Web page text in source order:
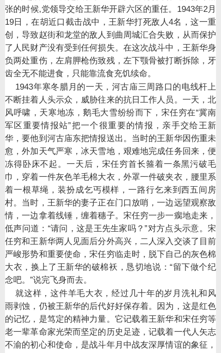
张的时候,党领导交给王新华开辟六区的重任。 1943年2月
19 日，在胡近口截击战中，王新华打死敌人4名，这一重
创，导致赵街和龙堂的敌人到曲周城汇合失败，从而保护
了人民财产没有受到任何损失。在这次战斗中，王新华身
负两处重伤，左肩胛枪伤致残，左下颚骨被打断拆除，牙
齿全无不能进食，只能靠流食充饥续命。
1943年寒冬腊月的一天，河古庙三周路口的电线杆上
不断挂着人头示众，威胁往来的抗日工作人员。一天，北
风呼啸，天寒地冻，鹅毛大雪纷纷而下，宋任穷在“冀南
军区重要情报站”把一个很重要的情报，亲手交给王新
华，要他到河古庙东把情报送出。当时的王新华因伤重未
愈，外加天气严寒，冰天雪地，艰难地完成任务回来，便
冻得卧床不起。一天后，宋任穷首长箍着一条黑污破毛
巾，穿着一件灰色羊毛棉大衣，外罩一件破夹衣，腰里系
着一根草绳，装扮成乞丐模样，一路行乞来到西五间房
村。当时，王新华的妻子正在门口放哨，一边远望观察敌
情，一边拿着线锤，缠着穗子。宋任穷一步一瘸地走来，
低声问道： “请问，这是王先生家吗？”对方点头示意。宋
任穷和王新华两人见面后分外高兴，二人深入交谈了目前
严峻形势和重要使命，宋任穷临走时，脱下自己的灰色棉
大衣，换上了王新华的破棉袄，恳切地说：“留下做个纪
念吧。 ”说完飞身而去。
就这样，这件羊毛大衣，经过几十年的岁月洗礼和风
雨剥蚀，仍被王新华的后代好好保存着。因为，这是红色
的记忆，是笃定的精神力量。它记载着王新华和宋任穷等
老一辈革命家光荣而坚定的历史足迹，记载着一代人矢志
不渝的初心和使命，是战斗年月中战友深厚情谊的象征，